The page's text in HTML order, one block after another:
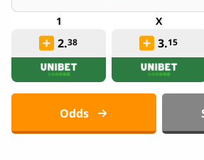
2.38 3.15
Odds